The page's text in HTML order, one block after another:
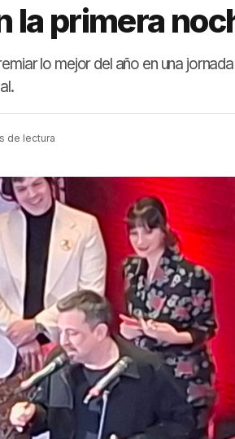
la primera
lo mejor del año en una
de lectura